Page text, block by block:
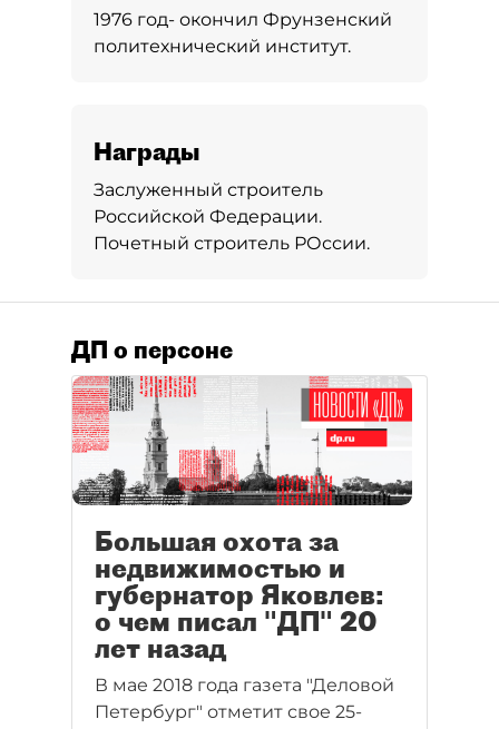
1976 год- окончил Фрунзенский
политехнический институт.
Награды
Заслуженный строитель
Российской Федерации.
Почетный строитель РОссии.
ДП о персоне
Большая охота за
недвижимостью и
губернатор Яковлев:
о чем писал "ДП" 20
лет назад
В мае 2018 года газета "Деловой
Петербург" отметит свое 25-